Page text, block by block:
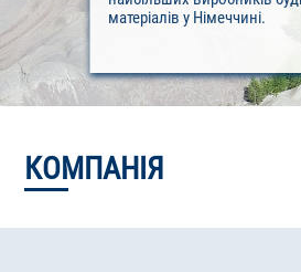
матеріалів у Німеччині.
КОМПАНІЯ